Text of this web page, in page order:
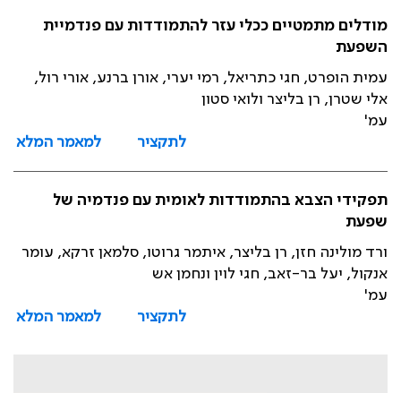
מודלים מתמטיים ככלי עזר להתמודדות עם פנדמיית
השפעת
עמית הופרט, חגי כתריאל, רמי יערי, אורן ברנע, אורי רול,
אלי שטרן, רן בליצר ולואי סטון
עמ'
לתקציר
למאמר המלא
תפקידי הצבא בהתמודדות לאומית עם פנדמיה של
שפעת
ורד מולינה חזן, רן בליצר, איתמר גרוטו, סלמאן זרקא, עומר
אנקול, יעל בר-זאב, חגי לוין ונחמן אש
עמ'
לתקציר
למאמר המלא